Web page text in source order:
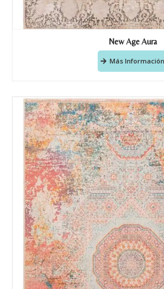
New Age Aura
Más Información